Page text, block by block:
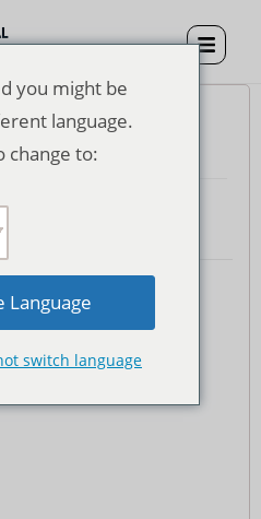
tropical de
you might be
language.
change to:
Language
switch language